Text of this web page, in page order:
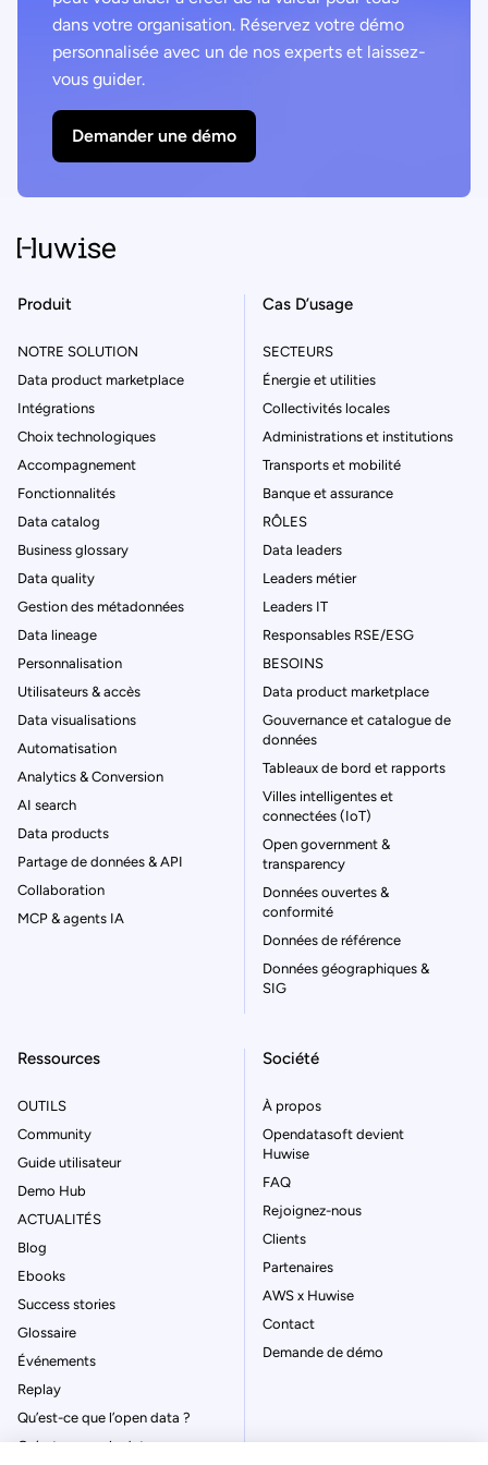
dans votre organisation. Réservez votre démo
personnalisée avec un de nos experts et laissez-
vous guider.
Demander une démo
Produit
NOTRE SOLUTION
Data product marketplace
Intégrations
Choix technologiques
Accompagnement
Fonctionnalités
Data catalog
Business glossary
Data quality
Gestion des métadonnées
Data lineage
Personnalisation
Utilisateurs & accès
Data visualisations
Automatisation
Analytics & Conversion
AI search
Data products
Partage de données & API
Collaboration
MCP & agents IA
Cas D’usage
SECTEURS
Énergie et utilities
Collectivités locales
Administrations et institutions
Transports et mobilité
Banque et assurance
RÔLES
Data leaders
Leaders métier
Leaders IT
Responsables RSE/ESG
BESOINS
Data product marketplace
Gouvernance et catalogue de
données
Tableaux de bord et rapports
Villes intelligentes et
connectées (IoT)
Open government &
transparency
Données ouvertes &
conformité
Données de référence
Données géographiques &
SIG
Ressources
OUTILS
Community
Guide utilisateur
Demo Hub
ACTUALITÉS
Blog
Ebooks
Success stories
Glossaire
Événements
Replay
Qu’est-ce que l’open data ?
Qu’est-ce que le data
Société
À propos
Opendatasoft devient
Huwise
FAQ
Rejoignez-nous
Clients
Partenaires
AWS x Huwise
Contact
Demande de démo